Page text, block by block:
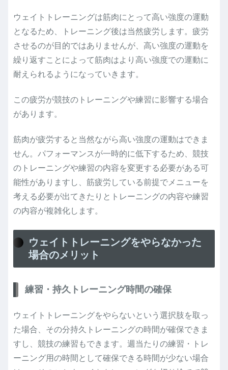
ウェイトトレーニングは筋肉にとって高い強度の運動
となるため、トレーニング後は当然疲労します。疲労
させるのが目的ではありませんが、高い強度の運動を
繰り返すことによって筋肉はより高い強度での運動に
耐えられるようになっていきます。
この疲労が競技のトレーニングや練習に影響する場合
があります。
筋肉が疲労すると当然ながら高い強度の運動はできま
せん。パフォーマンスが一時的に低下するため、競技
のトレーニングや練習の内容を変更する必要がある可
能性がありますし、筋疲労している前提でメニューを
考える必要が出てきたりとトレーニングの内容や練習
の内容が複雑化します。
ウェイトトレーニングをやらなかった
場合のメリット
練習・持久トレーニング時間の確保
ウェイトトレーニングをやらないという選択肢を取っ
た場合、その分持久トレーニングの時間が確保できま
すし、競技の練習もできます。週当たりの練習・トレ
ーニング用の時間として確保できる時間が少ない場合